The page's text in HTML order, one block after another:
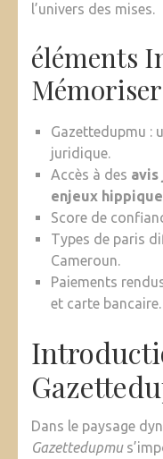
l’univers des mises.
éléments
Mémoriser
Gazettedupmu :
juridique.
Accès à des
enjeux
Score de
Types de paris
Cameroun.
Paiements
et carte bancaire.
Dans le paysage
Gazettedupmu